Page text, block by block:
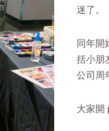
迷了。
同年開
括小朋
公司周
大家開